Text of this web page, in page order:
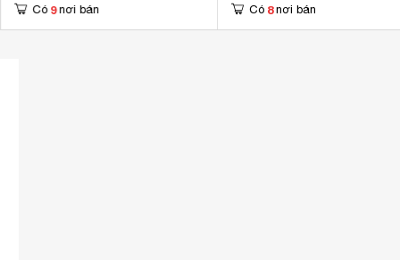
Có 9 nơi bán Có 8 nơi bán